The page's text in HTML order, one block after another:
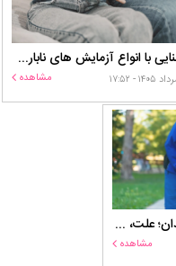
آشنایی با انواع آزمایش های ناباروری
مشاهده
بی اختیاری ادرار سالمندان؛ علت، درمان و روش‌های کنترل در منزل
مشاهده